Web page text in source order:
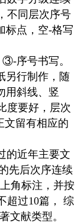
不同层次序号
标点，空-格写
序号书写。
行制作，随
用斜线、竖
度要好，层次
文留有相应的
近年主要文
先后次序连续
角标注，并按
超过10篇， 综
文献类型。